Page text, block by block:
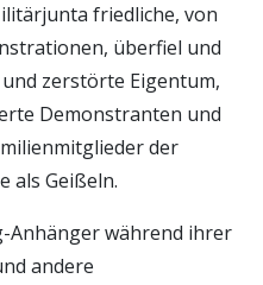
friedliche, von
überfiel und
zerstörte Eigentum,
Demonstranten und
der
als Geißeln.
Anhänger während ihrer
andere